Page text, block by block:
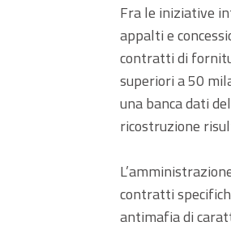
Fra le iniziative
appalti e
contratti di
superiori a 50
una banca dati
ricostruzione
contratti
antimafia di